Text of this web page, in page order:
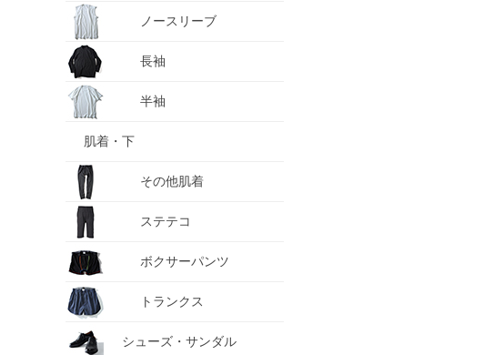
ノースリーブ
長袖
半袖
肌着・下
その他肌着
ステテコ
ボクサーパンツ
トランクス
シューズ・サンダル